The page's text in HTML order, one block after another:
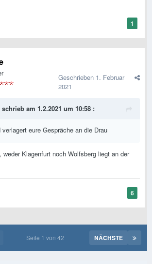
1
Geschrieben 1. Februar
2021
schrieb am 1.2.2021 um 10:58 :
eure Gespräche an die Drau
weder Klagenfurt noch Wolfsberg liegt an der
6
NÄCHSTE
Seite 1 von 42